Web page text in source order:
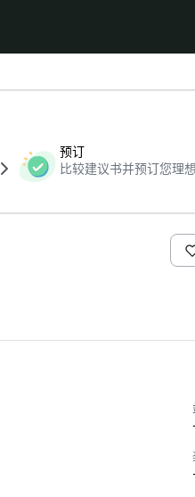
预订
比较建议书并预订您理